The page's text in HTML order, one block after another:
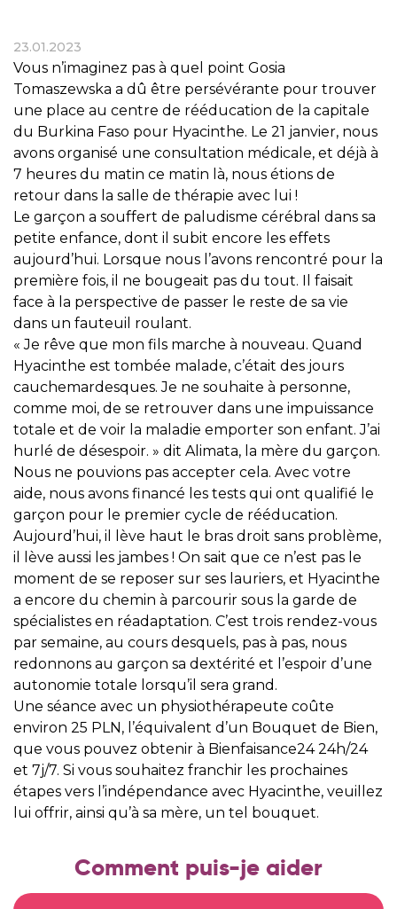
23.01.2023
Vous n’imaginez pas à quel point Gosia
Tomaszewska a dû être persévérante pour trouver
une place au centre de rééducation de la capitale
du Burkina Faso pour Hyacinthe. Le 21 janvier, nous
avons organisé une consultation médicale, et déjà à
7 heures du matin ce matin là, nous étions de
retour dans la salle de thérapie avec lui !
Le garçon a souffert de paludisme cérébral dans sa
petite enfance, dont il subit encore les effets
aujourd’hui. Lorsque nous l’avons rencontré pour la
première fois, il ne bougeait pas du tout. Il faisait
face à la perspective de passer le reste de sa vie
dans un fauteuil roulant.
« Je rêve que mon fils marche à nouveau. Quand
Hyacinthe est tombée malade, c’était des jours
cauchemardesques. Je ne souhaite à personne,
comme moi, de se retrouver dans une impuissance
totale et de voir la maladie emporter son enfant. J’ai
hurlé de désespoir. » dit Alimata, la mère du garçon.
Nous ne pouvions pas accepter cela. Avec votre
aide, nous avons financé les tests qui ont qualifié le
garçon pour le premier cycle de rééducation.
Aujourd’hui, il lève haut le bras droit sans problème,
il lève aussi les jambes ! On sait que ce n’est pas le
moment de se reposer sur ses lauriers, et Hyacinthe
a encore du chemin à parcourir sous la garde de
spécialistes en réadaptation. C’est trois rendez-vous
par semaine, au cours desquels, pas à pas, nous
redonnons au garçon sa dextérité et l’espoir d’une
autonomie totale lorsqu’il sera grand.
Une séance avec un physiothérapeute coûte
environ 25 PLN, l’équivalent d’un Bouquet de Bien,
que vous pouvez obtenir à Bienfaisance24 24h/24
et 7j/7. Si vous souhaitez franchir les prochaines
étapes vers l’indépendance avec Hyacinthe, veuillez
lui offrir, ainsi qu’à sa mère, un tel bouquet.
Comment puis-je aider